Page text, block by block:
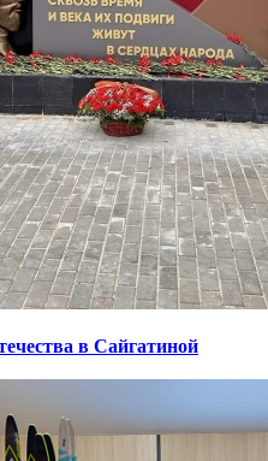
в Сайгатиной